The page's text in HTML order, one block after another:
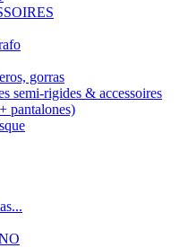
gorras
semi-rigides & accessoires
pantalones)